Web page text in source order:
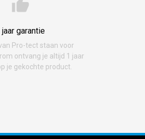
jaar garantie
Pro-tect staan voor
ontvang je altijd 1 jaar
je gekochte product.